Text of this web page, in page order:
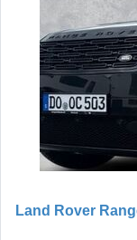
Land Rover